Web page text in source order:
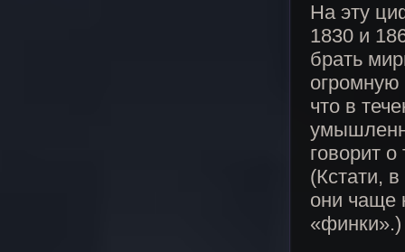
На эту
1830 и
брать
огромную
что в
говорит
(Кстати,
они чаще
«финки».)